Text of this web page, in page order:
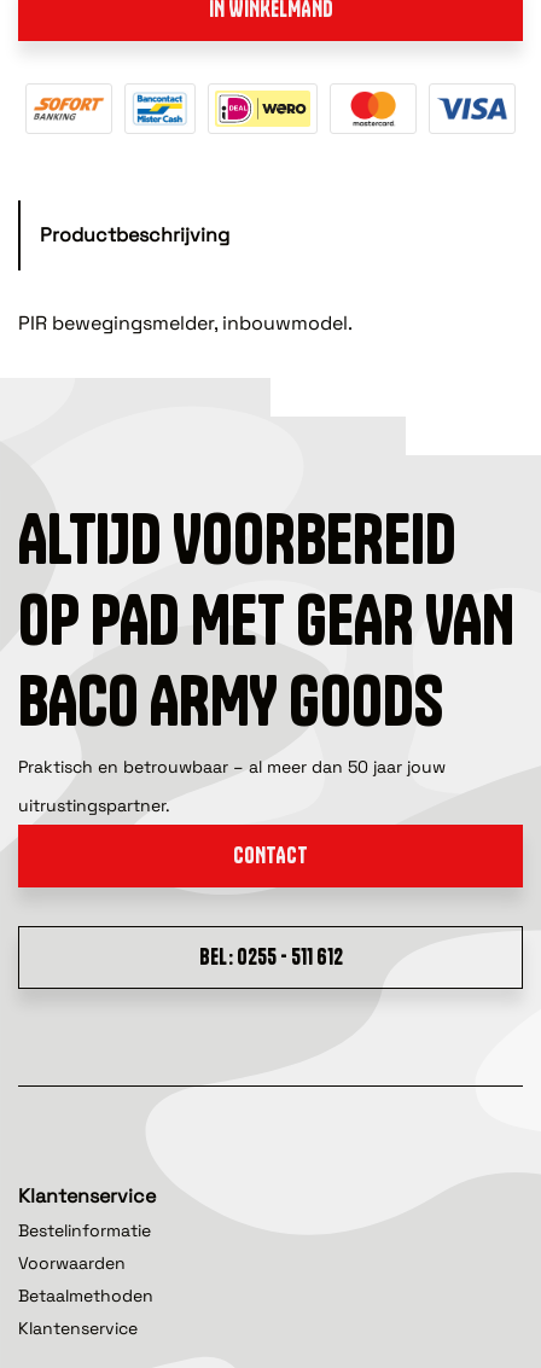
IN WINKELMAND
Productbeschrijving
PIR bewegingsmelder, inbouwmodel.
ALTIJD VOORBEREID
OP PAD MET GEAR VAN
BACO ARMY GOODS
Praktisch en betrouwbaar – al meer dan 50 jaar jouw
uitrustingspartner.
CONTACT
BEL: 0255 - 511 612
Klantenservice
Bestelinformatie
Voorwaarden
Betaalmethoden
Klantenservice